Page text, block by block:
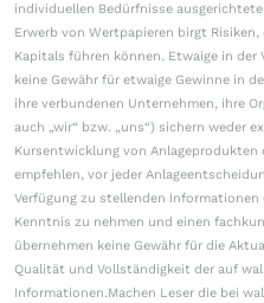
individuellen Bedürfnisse
Erwerb von Wertpapieren birgt
Kapitals führen können. Etwaige in der
keine Gewähr für etwaige Gewinne in
ihre verbundenen Unternehmen, ihre
auch „wir“ bzw. „uns“) sichern weder
Kursentwicklung von
empfehlen, vor jeder
Verfügung zu stellenden Informationen
Kenntnis zu nehmen und einen
übernehmen keine Gewähr für die
Qualität und Vollständigkeit der auf
Informationen.Machen Leser die bei